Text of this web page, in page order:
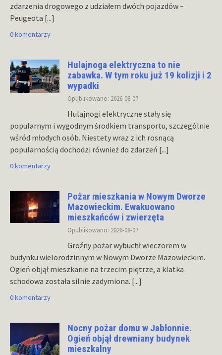
zdarzenia drogowego z udziałem dwóch pojazdów –
Peugeota [...]
0 komentarzy
Hulajnoga elektryczna to nie
zabawka. W tym roku już 19 kolizji i 2
wypadki
Opublikowano: 2026-08-07
Hulajnogi elektryczne stały się
popularnym i wygodnym środkiem transportu, szczególnie
wśród młodych osób. Niestety wraz z ich rosnącą
popularnością dochodzi również do zdarzeń [...]
0 komentarzy
Pożar mieszkania w Nowym Dworze
Mazowieckim. Ewakuowano
mieszkańców i zwierzęta
Opublikowano: 2026-08-07
Groźny pożar wybuchł wieczorem w
budynku wielorodzinnym w Nowym Dworze Mazowieckim.
Ogień objął mieszkanie na trzecim piętrze, a klatka
schodowa została silnie zadymiona. [...]
0 komentarzy
Nocny pożar domu w Jabłonnie.
Ogień objął drewniany budynek
mieszkalny